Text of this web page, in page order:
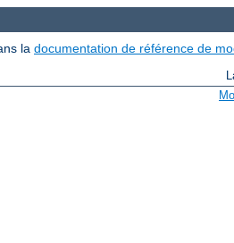
la documentation de référence de